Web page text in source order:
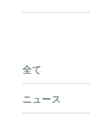
全て
ニュース